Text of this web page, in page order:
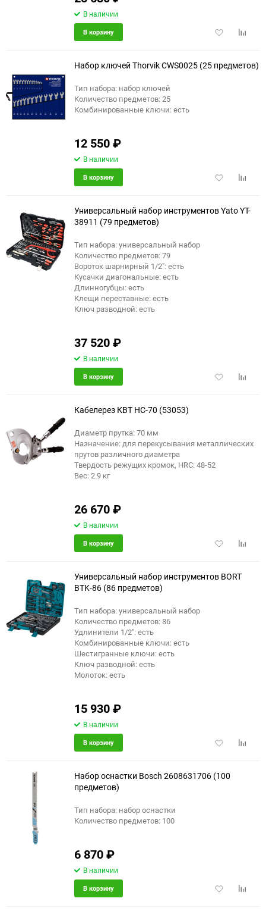
В наличии
Добавить
В корзину
Набор ключей Thorvik CWS0025 (25 предметов)
Тип набора: набор ключей
Количество предметов: 25
Комбинированные ключи: есть
12 550₽
В наличии
Добавить
В корзину
Универсальный набор инструментов Yato YT-
38911 (79 предметов)
Тип набора: универсальный набор
Количество предметов: 79
Вороток шарнирный 1/2": есть
Кусачки диагональные: есть
Длинногубцы: есть
Клещи переставные: есть
Ключ разводной: есть
37 520₽
В наличии
Добавить
В корзину
Кабелерез КВТ НС-70 (53053)
Диаметр прутка: 70 мм
Назначение: для перекусывания металлических
прутов различного диаметра
Твердость режущих кромок, HRC: 48-52
Вес: 2.9 кг
26 670₽
В наличии
Добавить
В корзину
Универсальный набор инструментов BORT
BTK-86 (86 предметов)
Тип набора: универсальный набор
Количество предметов: 86
Удлинители 1/2": есть
Комбинированные ключи: есть
Шестигранные ключи: есть
Ключ разводной: есть
Молоток: есть
15 930₽
В наличии
Добавить
В корзину
Набор оснастки Bosch 2608631706 (100
предметов)
Тип набора: набор оснастки
Количество предметов: 100
6 870₽
В наличии
Добавить
В корзину